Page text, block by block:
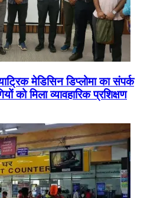
मेडिसिन डिप्लोमा का संपर्क
को मिला व्यावहारिक प्रशिक्षण